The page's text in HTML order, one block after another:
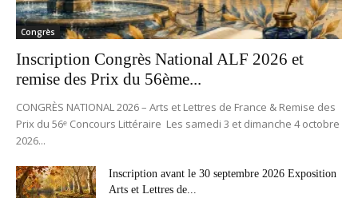
Congrès
Inscription Congrès National ALF 2026 et
remise des Prix du 56ème...
CONGRÈS NATIONAL 2026 – Arts et Lettres de France & Remise des
Prix du 56ᵉ Concours Littéraire Les samedi 3 et dimanche 4 octobre
2026...
Inscription avant le 30 septembre 2026 Exposition
Arts et Lettres de...